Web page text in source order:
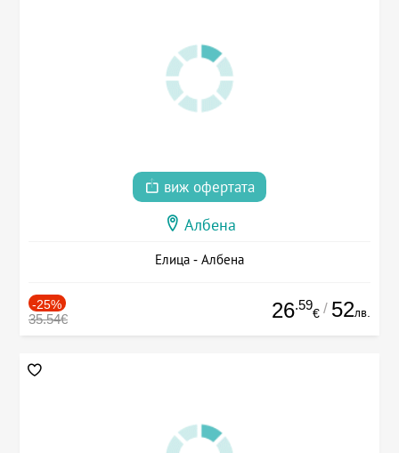
виж офертата
Албена
Елица - Албена
-25%
35.54€ 26.59
€ / 52лв.